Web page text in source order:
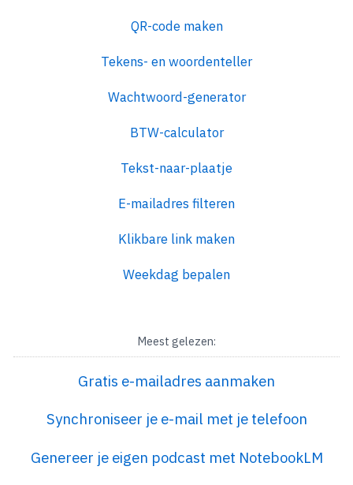
QR-code maken
Tekens- en woordenteller
Wachtwoord-generator
BTW-calculator
Tekst-naar-plaatje
E-mailadres filteren
Klikbare link maken
Weekdag bepalen
Meest gelezen:
Gratis e-mailadres aanmaken
Synchroniseer je e-mail met je telefoon
Genereer je eigen podcast met NotebookLM